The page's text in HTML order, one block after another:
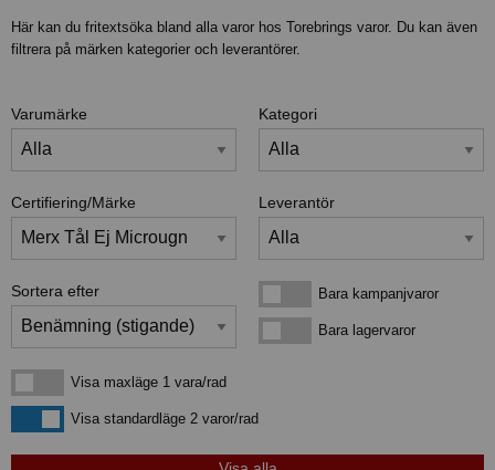
Här kan du fritextsöka bland alla varor hos Torebrings varor. Du kan även
filtrera på märken kategorier och leverantörer.
Varumärke Kategori
Certifiering/Märke Leverantör
Sortera efter Bara kampanjvarorBara kampanjvaror
Bara lagervarorBara lagervaror
Visa maxläge 1 vara/rad
Visa maxläge 1 vara/rad
Visa standardlägeVisa standardläge 2 varor/rad